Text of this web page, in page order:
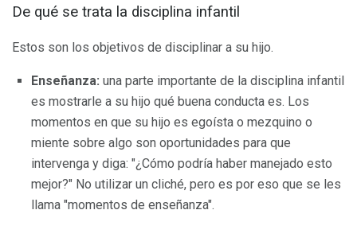
De qué se trata la disciplina infantil
Estos son los objetivos de disciplinar a su hijo.
Enseñanza: una parte importante de la disciplina infantil
es mostrarle a su hijo qué buena conducta es. Los
momentos en que su hijo es egoísta o mezquino o
miente sobre algo son oportunidades para que
intervenga y diga: "¿Cómo podría haber manejado esto
mejor?" No utilizar un cliché, pero es por eso que se les
llama "momentos de enseñanza".